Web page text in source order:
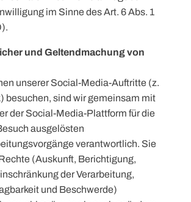
im Sinne des Art. 6 Abs. 1
und Geltendmachung von
unserer Social-Media-Auftritte (z.
besuchen, sind wir gemeinsam mit
der Social-Media-Plattform für die
ausgelösten
verantwortlich. Sie
(Auskunft, Berichtigung,
der Verarbeitung,
und Beschwerde)